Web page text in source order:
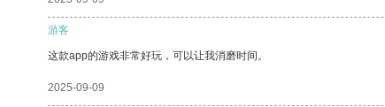
游客
这款app的游戏非常好玩，可以让我消磨时间。
2025-09-09